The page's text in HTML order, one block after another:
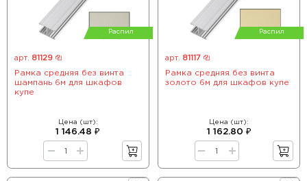
Распил
арт. 81129
Рамка средняя без винта
шампань 6м для шкафов
купе
Цена (шт):
1 146.48 ₽
Распил
арт. 81117
Рамка средняя без винта
золото 6м для шкафов купе
Цена (шт):
1 162.80 ₽